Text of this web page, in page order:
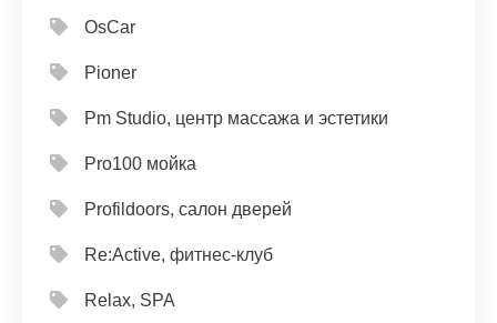
OsCar
Pioner
Pm Studio, центр массажа и эстетики
Pro100 мойка
Profildoors, салон дверей
Re:Active, фитнес-клуб
Relax, SPA